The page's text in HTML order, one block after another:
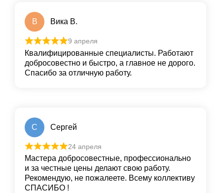
В Вика В.
9 апреля
Квалифицированные специалисты. Работают
добросовестно и быстро, а главное не дорого.
Спасибо за отличную работу.
С Сергей
24 апреля
Мастера добросовестные, профессионально
и за честные цены делают свою работу.
Рекомендую, не пожалеете. Всему коллективу
СПАСИБО !